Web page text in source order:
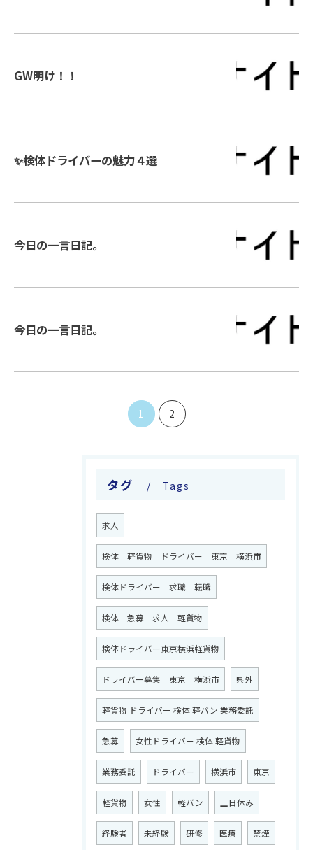
GW明け！！
✨検体ドライバーの魅力４選
今日の一言日記。
今日の一言日記。
1 2
タグ Tags
求人
検体 軽貨物 ドライバー 東京 横浜市
検体ドライバー 求職 転職
検体 急募 求人 軽貨物
検体ドライバー東京横浜軽貨物
ドライバー募集 東京 横浜市 県外
軽貨物 ドライバー 検体 軽バン 業務委託
急募 女性ドライバー 検体 軽貨物
業務委託 ドライバー 横浜市 東京
軽貨物 女性 軽バン 土日休み
経験者 未経験 研修 医療 禁煙
お問い合わせはこちら